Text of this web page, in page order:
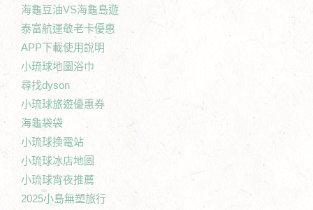
海龜豆油VS海龜島遊
泰富航運敬老卡優惠
APP下載使用說明
小琉球地圖浴巾
尋找dyson
小琉球旅遊優惠券
海龜袋袋
小琉球換電站
小琉球冰店地圖
小琉球宵夜推薦
2025小島無塑旅行